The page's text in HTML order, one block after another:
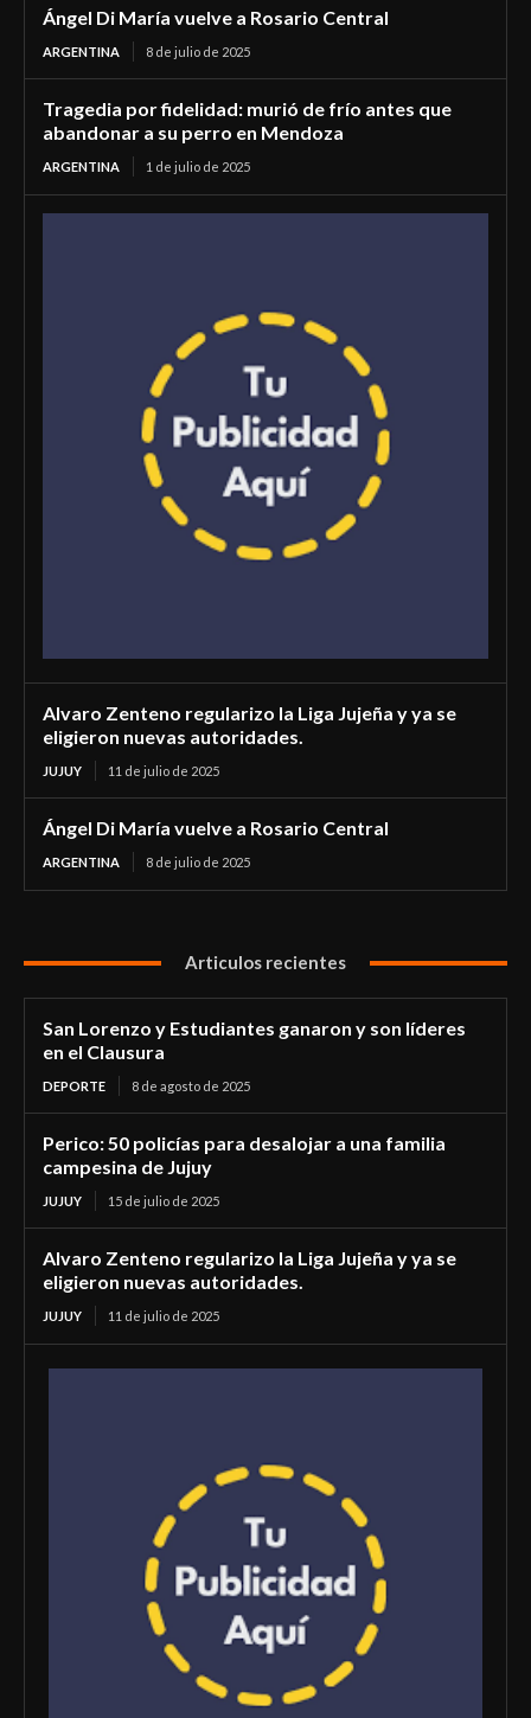
Ángel Di María vuelve a Rosario Central
ARGENTINA 8 de julio de 2025
Tragedia por fidelidad: murió de frío antes que
abandonar a su perro en Mendoza
ARGENTINA 1 de julio de 2025
Alvaro Zenteno regularizo la Liga Jujeña y ya se
eligieron nuevas autoridades.
JUJUY 11 de julio de 2025
Ángel Di María vuelve a Rosario Central
ARGENTINA 8 de julio de 2025
Articulos recientes
San Lorenzo y Estudiantes ganaron y son líderes
en el Clausura
DEPORTE 8 de agosto de 2025
Perico: 50 policías para desalojar a una familia
campesina de Jujuy
JUJUY 15 de julio de 2025
Alvaro Zenteno regularizo la Liga Jujeña y ya se
eligieron nuevas autoridades.
JUJUY 11 de julio de 2025